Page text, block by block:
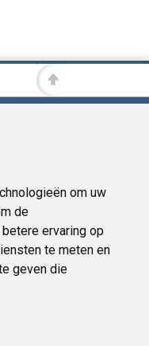
om uw
de
ervaring op
te meten en
geven die